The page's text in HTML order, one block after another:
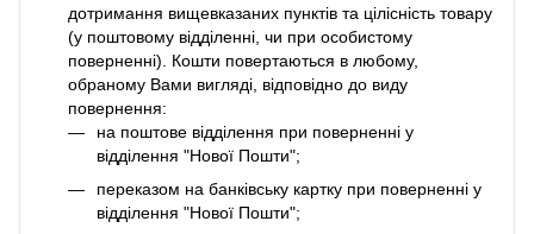
дотримання вищевказаних пунктів та цілісність товару
(у поштовому відділенні, чи при особистому
поверненні). Кошти повертаються в любому,
обраному Вами вигляді, відповідно до виду
повернення:
на поштове відділення при поверненні у
відділення "Нової Пошти";
переказом на банківську картку при поверненні у
відділення "Нової Пошти";